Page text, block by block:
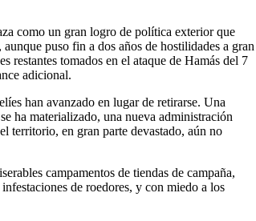
como un gran logro de política exterior que
puso fin a dos años de hostilidades a gran
restantes tomados en el ataque de Hamás del 7
adicional.
han avanzado en lugar de retirarse. Una
ha materializado, una nueva administración
territorio, en gran parte devastado, aún no
campamentos de tiendas de campaña,
de roedores, y con miedo a los